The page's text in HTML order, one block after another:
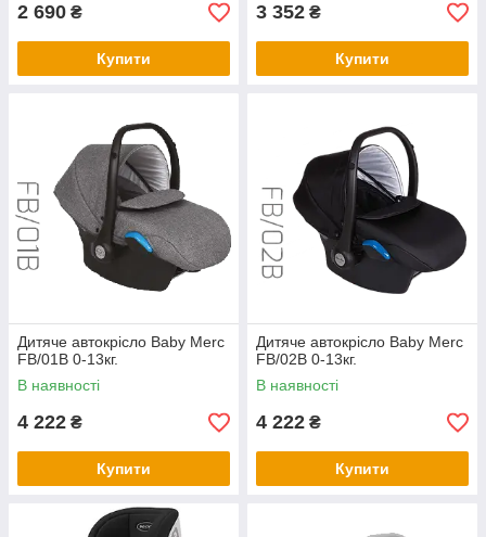
2 690 ₴
Купити
3 352 ₴
Купити
Дитяче автокрісло Baby Merc
FB/01B 0-13кг.
В наявності
4 222 ₴
Купити
Дитяче автокрісло Baby Merc
FB/02B 0-13кг.
В наявності
4 222 ₴
Купити